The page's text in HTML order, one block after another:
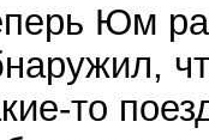
Юм
то